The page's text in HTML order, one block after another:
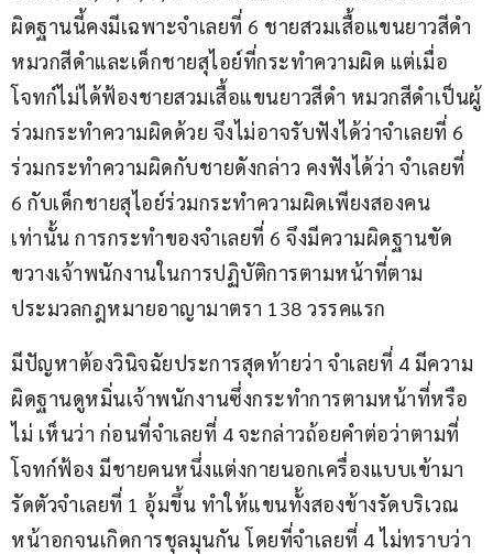
ผิดฐานนี้คงมีเฉพาะจำเลยที่ 6 ชายสวมเสื้อแขนยาวสีดำ
หมวกสีดำและเด็กชายสุไอย์ที่กระทำความผิด แต่เมื่อ
โจทก์ไม่ได้ฟ้องชายสวมเสื้อแขนยาวสีดำ หมวกสีดำเป็นผู้
ร่วมกระทำความผิดด้วย จึงไม่อาจรับฟังได้ว่าจำเลยที่ 6
ร่วมกระทำความผิดกับชายดังกล่าว คงฟังได้ว่า จำเลยที่
6 กับเด็กชายสุไอย์ร่วมกระทำความผิดเพียงสองคน
เท่านั้น การกระทำของจำเลยที่ 6 จึงมีความผิดฐานขัด
ขวางเจ้าพนักงานในการปฏิบัติการตามหน้าที่ตาม
ประมวลกฎหมายอาญามาตรา 138 วรรคแรก
มีปัญหาต้องวินิจฉัยประการสุดท้ายว่า จำเลยที่ 4 มีความ
ผิดฐานดูหมิ่นเจ้าพนักงานซึ่งกระทำการตามหน้าที่หรือ
ไม่ เห็นว่า ก่อนที่จำเลยที่ 4 จะกล่าวถ้อยคำต่อว่าตามที่
โจทก์ฟ้อง มีชายคนหนึ่งแต่งกายนอกเครื่องแบบเข้ามา
รัดตัวจำเลยที่ 1 อุ้มขึ้น ทำให้แขนทั้งสองข้างรัดบริเวณ
หน้าอกจนเกิดการชุลมุนกัน โดยที่จำเลยที่ 4 ไม่ทราบว่า